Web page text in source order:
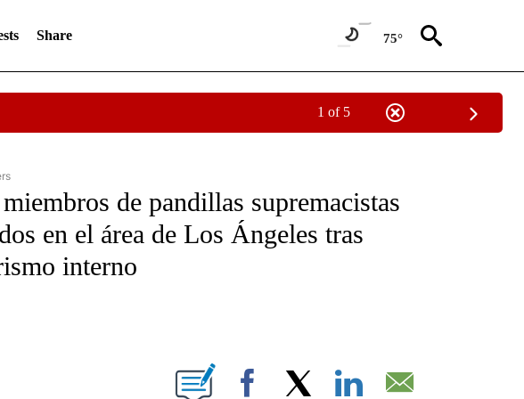
Share 75°
1 of 5
- CNN" TO RECEIVE NOTIFICATIONS ABOUT NEW PAGES ON "NOTICIAS - CNN".
de pandillas supremacistas
en el área de Los Ángeles tras
interno
NOTIFICATIONS ABOUT NEW PAGES ON "".